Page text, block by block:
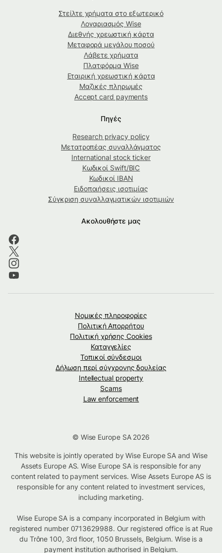
Στείλτε χρήματα στο εξωτερικό
Λογαριασμός Wise
Διεθνής χρεωστική κάρτα
Μεταφορά μεγάλου ποσού
Λάβετε χρήματα
Πλατφόρμα Wise
Εταιρική χρεωστική κάρτα
Μαζικές πληρωμές
Accept card payments
Πηγές
Research privacy policy
Μετατροπέας συναλλάγματος
International stock ticker
Κωδικοί Swift/BIC
Κωδικοί IBAN
Ειδοποιήσεις ισοτιμίας
Σύγκριση συναλλαγματικών ισοτιμιών
Ακολουθήστε μας
Νομικές πληροφορίες
Πολιτική Απορρήτου
Πολιτική χρήσης Cookies
Καταγγελίες
Τοπικοί σύνδεσμοι
Δήλωση περί σύγχρονης δουλείας
Intellectual property
Scams
Law enforcement
© Wise Europe SA 2026
This website is jointly operated by Wise Europe SA and Wise
Assets Europe AS. Wise Europe SA is responsible for any
content related to payment services. Wise Assets Europe AS is
responsible for any content related to investment services,
including marketing.
Wise Europe SA is a company incorporated in Belgium with
registered number 0713629988. Our registered office is at Rue
du Trône 100, 3rd floor, 1050 Brussels, Belgium. Wise is a
payment institution authorised in Belgium.